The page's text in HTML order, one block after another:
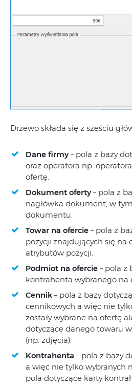
Drzewo składa się z sześciu
Dane firmy – pola z bazy
oraz operatora np.
ofertę.
Dokument oferty – pola z
nagłówka dokument, w
dokumentu.
Towar na ofercie – pola z
pozycji znajdujących się na
atrybutów pozycji.
Podmiot na ofercie – pola z
kontrahenta wybranego na
Cennik – pola z bazy
cennikowych a więc nie
zostały wybrane na ofertę
dotyczące danego towaru
(np. zdjęcia).
Kontrahenta – pola z bazy
a więc nie tylko wybranych
pola dotyczące karty